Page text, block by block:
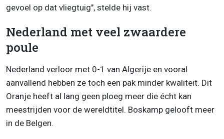
gevoel op dat vliegtuig", stelde hij vast.
Nederland met veel zwaardere
poule
Nederland verloor met 0-1 van Algerije en vooral
aanvallend hebben ze toch een pak minder kwaliteit. Dit
Oranje heeft al lang geen ploeg meer die écht kan
meestrijden voor de wereldtitel. Boskamp gelooft meer
in de Belgen.